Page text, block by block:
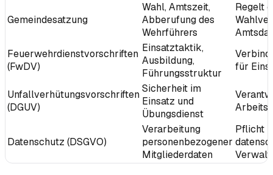
Gemeindesatzung
Wahl, Amtszeit,
Abberufung des
Wehrführers
Regelt
Feuerwehrdienstvorschriften
(FwDV)
Einsatztaktik,
Ausbildung,
Führungsstruktur
für
Unfallverhütungsvorschriften
(DGUV)
Sicherheit im
Einsatz und
Übungsdienst
Datenschutz (DSGVO)
Verarbeitung
personenbezogener
Mitgliederdaten
Pflicht